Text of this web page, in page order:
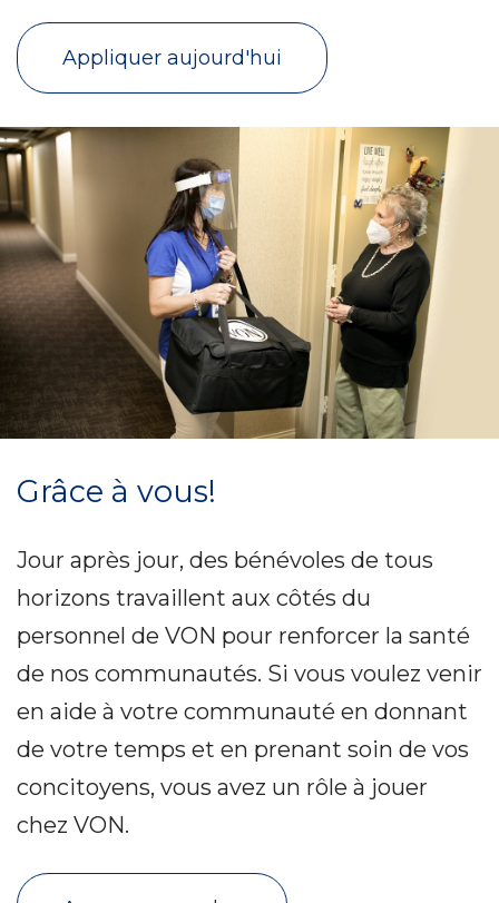
Appliquer aujourd'hui
Grâce à vous!
Jour après jour, des bénévoles de tous
horizons travaillent aux côtés du
personnel de VON pour renforcer la santé
de nos communautés. Si vous voulez venir
en aide à votre communauté en donnant
de votre temps et en prenant soin de vos
concitoyens, vous avez un rôle à jouer
chez VON.